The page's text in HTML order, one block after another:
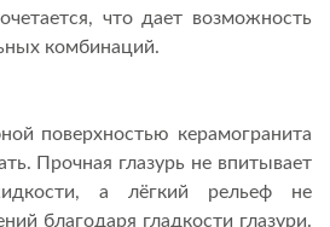
что дает возможность
комбинаций.
поверхностью керамогранита
Прочная глазурь не впитывает
а лёгкий рельеф не
благодаря гладкости глазури.